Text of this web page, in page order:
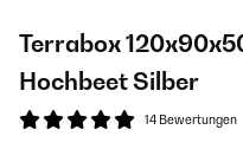
Terrabox
Hochbeet​ Silber
14 Bewertungen